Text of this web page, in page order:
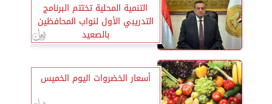
التنمية المحلية تختتم البرنامج
التدريبي الأول لنواب المحافظين
بالصعيد
أسعار الخضروات اليوم الخميس